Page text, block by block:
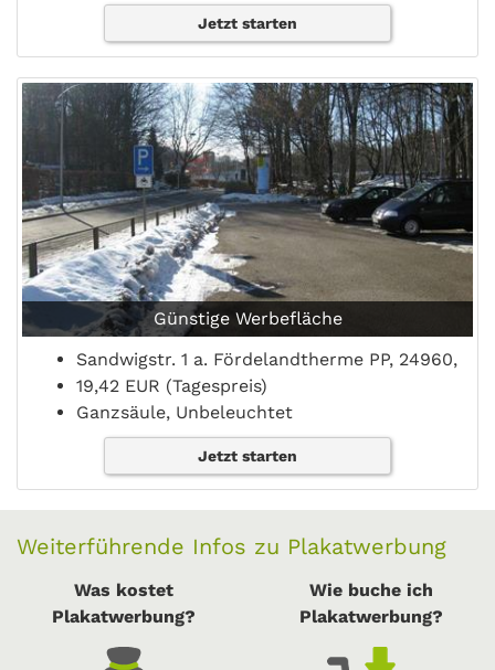
Jetzt starten
Günstige Werbefläche
Sandwigstr. 1 a. Fördelandtherme PP, 24960,
19,42 EUR (Tagespreis)
Ganzsäule, Unbeleuchtet
Jetzt starten
Weiterführende Infos zu Plakatwerbung
Was kostet
Plakatwerbung?
Wie buche ich
Plakatwerbung?